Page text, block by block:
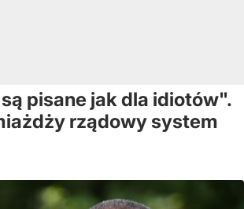
pisane jak dla idiotów".
rządowy system